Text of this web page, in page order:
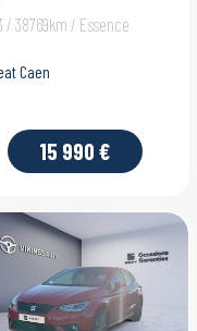
/ 38769km / Essence
Caen
15 990 €